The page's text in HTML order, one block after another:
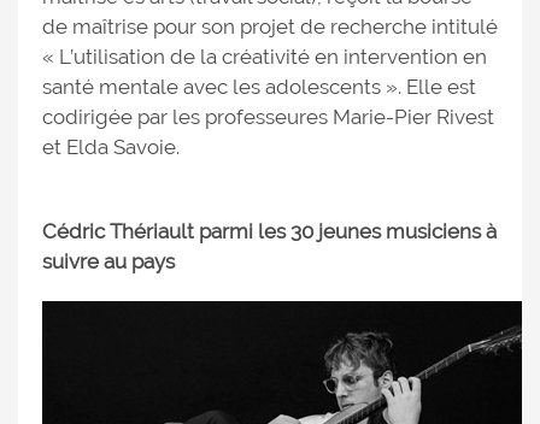
de maîtrise pour son projet de recherche intitulé
« L’utilisation de la créativité en intervention en
santé mentale avec les adolescents ». Elle est
codirigée par les professeures Marie-Pier Rivest
et Elda Savoie.
Cédric Thériault parmi les 30 jeunes musiciens à
suivre au pays